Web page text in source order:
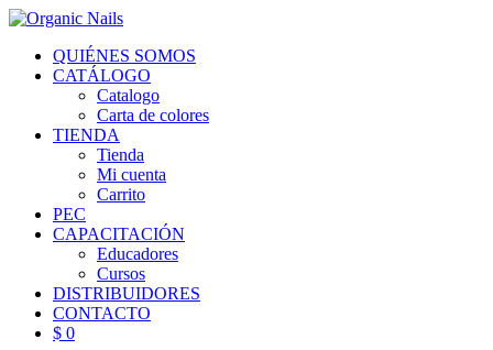
QUIÉNES SOMOS
CATÁLOGO
Catalogo
Carta de colores
TIENDA
Tienda
Mi cuenta
Carrito
PEC
CAPACITACIÓN
Educadores
Cursos
DISTRIBUIDORES
CONTACTO
$ 0